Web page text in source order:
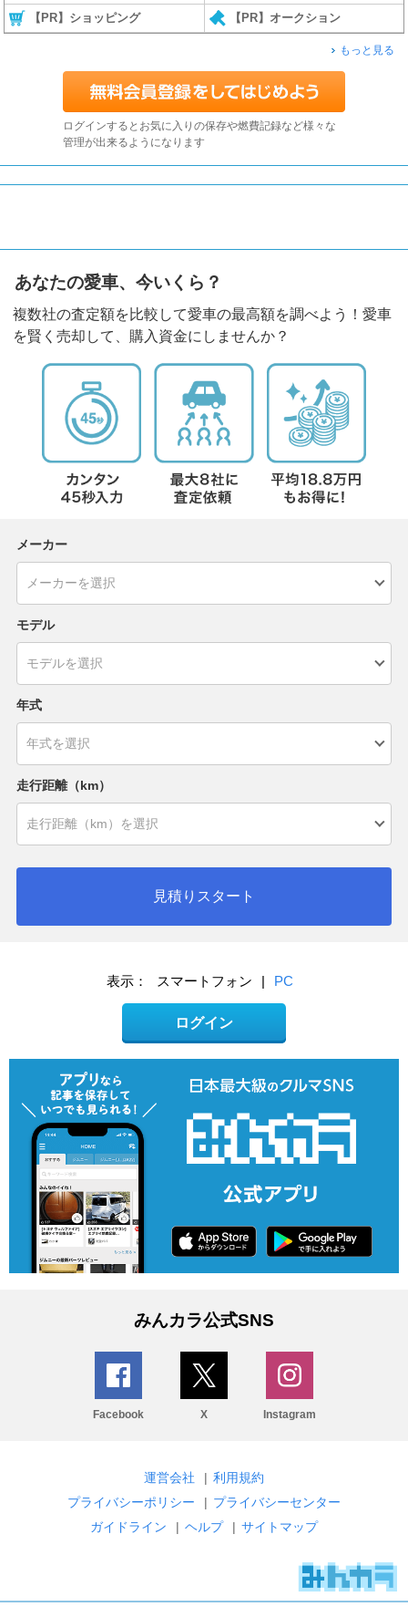
【PR】ショッピング 【PR】オークション
もっと見る
ログインするとお気に入りの保存や燃費記録など様々な
管理が出来るようになります
あなたの愛車、今いくら？
複数社の査定額を比較して愛車の最高額を調べよう！愛車
を賢く売却して、購入資金にしませんか？
メーカー
モデル
年式
走行距離（km）
見積りスタート
表示： スマートフォン | PC
ログイン
みんカラ公式SNS
Facebook X Instagram
運営会社 | 利用規約
プライバシーポリシー
| プライバシーセンター
ガイドライン
| ヘルプ | サイトマップ